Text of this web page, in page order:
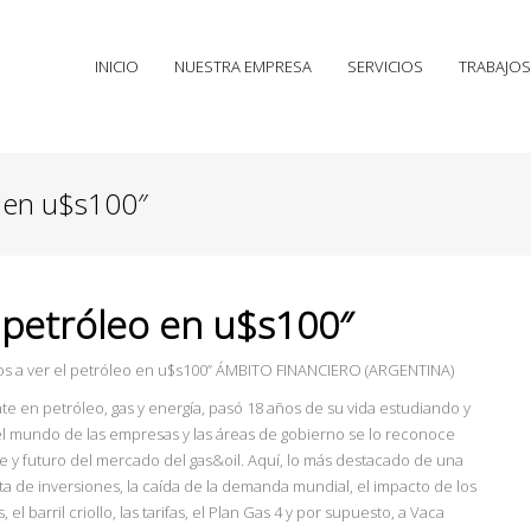
INICIO NUESTRA EMPRESA SERVICIOS
u$s100″
en u$s100″
a ver el petróleo en u$s100” ÁMBITO FINANCIERO (ARGENTINA)
en petróleo, gas y energía, pasó 18 años de su vida estudiando y
de las empresas y las áreas de gobierno se lo reconoce
futuro del mercado del gas&oil. Aquí, lo más destacado de una
de inversiones, la caída de la demanda mundial, el impacto de los
barril criollo, las tarifas, el Plan Gas 4 y por supuesto, a Vaca